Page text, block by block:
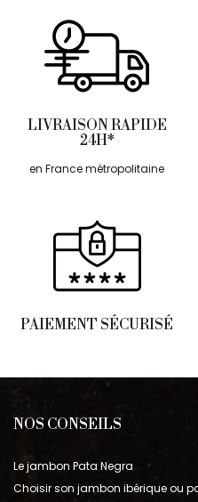
LIVRAISON RAPIDE
24H*
en France métropolitaine
PAIEMENT SÉCURISÉ
NOS CONSEILS
Le jambon Pata Negra
Choisir son jambon ibérique ou